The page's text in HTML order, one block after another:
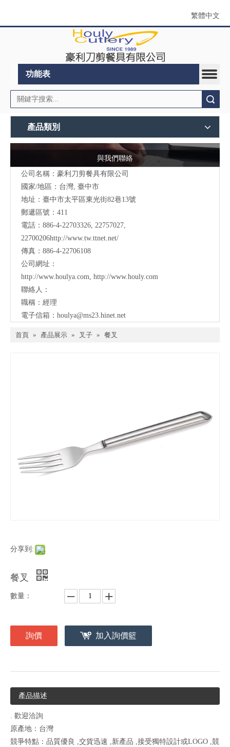
繁體中文
功能表
產品類別
與我們聯絡
公司名稱：豪利刀剪餐具有限公司
國家/地區：台灣, 臺中市
地址： 臺中市太平區東光街82巷13號
郵遞區號：411
電話：886-4-22703326, 22757027,
22700206http://www.tw.ttnet.net/
傳真：886-4-22706108
公司網址：
http://www.houlya.com http://www.houly.com
聯絡人：
職稱：經理
電子信箱： houlya@ms23.hinet.net
首頁 » 產品展示 » 叉子 » 餐叉
分享到:
餐叉
數量：
詢價 加入詢價籃
產品描述
. 歡迎洽詢
原產地：台灣
競爭特點：品質優良 ,交貨迅速 ,新產品 ,接受獨特設計或LOGO ,競